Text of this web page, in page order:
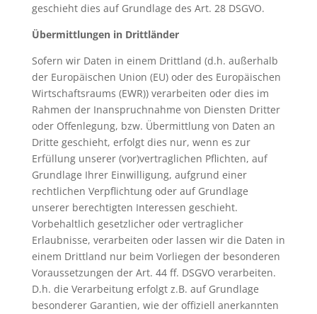
geschieht dies auf Grundlage des Art. 28 DSGVO.
Übermittlungen in Drittländer
Sofern wir Daten in einem Drittland (d.h. außerhalb
der Europäischen Union (EU) oder des Europäischen
Wirtschaftsraums (EWR)) verarbeiten oder dies im
Rahmen der Inanspruchnahme von Diensten Dritter
oder Offenlegung, bzw. Übermittlung von Daten an
Dritte geschieht, erfolgt dies nur, wenn es zur
Erfüllung unserer (vor)vertraglichen Pflichten, auf
Grundlage Ihrer Einwilligung, aufgrund einer
rechtlichen Verpflichtung oder auf Grundlage
unserer berechtigten Interessen geschieht.
Vorbehaltlich gesetzlicher oder vertraglicher
Erlaubnisse, verarbeiten oder lassen wir die Daten in
einem Drittland nur beim Vorliegen der besonderen
Voraussetzungen der Art. 44 ff. DSGVO verarbeiten.
D.h. die Verarbeitung erfolgt z.B. auf Grundlage
besonderer Garantien, wie der offiziell anerkannten